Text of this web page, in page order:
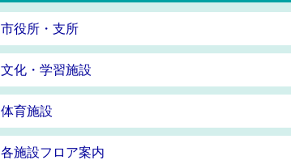
市役所・支所
文化・学習施設
体育施設
各施設フロア案内